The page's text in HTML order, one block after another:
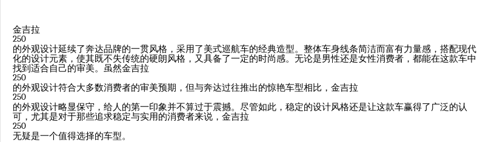
金吉拉
250
的外观设计延续了奔达品牌的一贯风格，采用了美式巡航车的经典造型。整体车身线条简洁而富有力量感，搭配现代
化的设计元素，使其既不失传统的硬朗风格，又具备了一定的时尚感。无论是男性还是女性消费者，都能在这款车中
找到适合自己的审美。虽然金吉拉
250
的外观设计符合大多数消费者的审美预期，但与奔达过往推出的惊艳车型相比，金吉拉
250
的外观设计略显保守，给人的第一印象并不算过于震撼。尽管如此，稳定的设计风格还是让这款车赢得了广泛的认
可，尤其是对于那些追求稳定与实用的消费者来说，金吉拉
250
无疑是一个值得选择的车型。